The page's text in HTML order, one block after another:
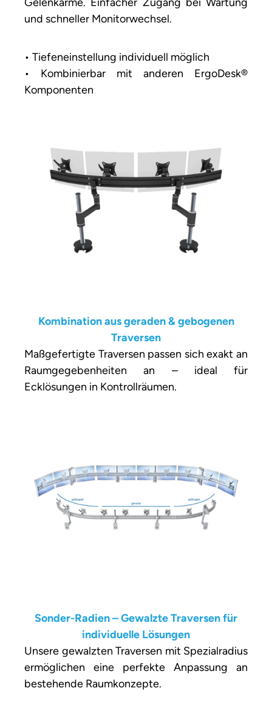
und schneller Monitorwechsel.
• Tiefeneinstellung individuell möglich
• Kombinierbar mit anderen ErgoDesk®
Komponenten
Kombination aus geraden & gebogenen
Traversen
Maßgefertigte Traversen passen sich exakt an
Raumgegebenheiten an – ideal für
Ecklösungen in Kontrollräumen.
Sonder-Radien – Gewalzte Traversen für
individuelle Lösungen
Unsere gewalzten Traversen mit Spezialradius
ermöglichen eine perfekte Anpassung an
bestehende Raumkonzepte.